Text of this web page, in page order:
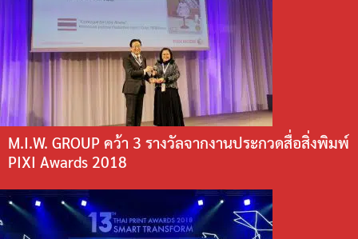
M.I.W. GROUP คว้า 3 รางวัลจากงานประกวดสื่อสิ่งพิมพ์
PIXI Awards 2018